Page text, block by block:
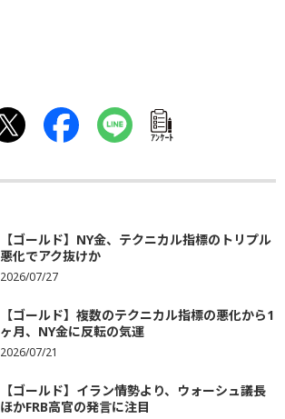
ｱﾝｹｰﾄ
【ゴールド】NY金、テクニカル指標のトリプル
悪化でアク抜けか
2026/07/27
【ゴールド】複数のテクニカル指標の悪化から1
ヶ月、NY金に反転の気運
2026/07/21
【ゴールド】イラン情勢より、ウォーシュ議長
ほかFRB高官の発言に注目